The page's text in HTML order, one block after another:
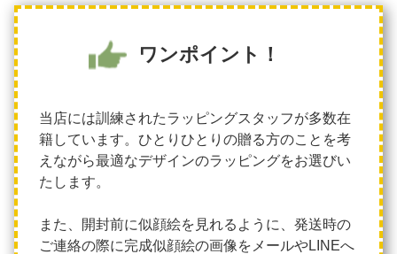
ワンポイント！
当店には訓練されたラッピングスタッフが多数在
籍しています。ひとりひとりの贈る方のことを考
えながら最適なデザインのラッピングをお選びい
たします。
また、開封前に似顔絵を見れるように、発送時の
ご連絡の際に完成似顔絵の画像をメールやLINEへ